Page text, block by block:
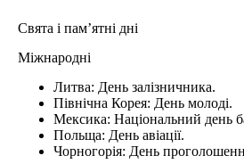
Свята і пам’ятні дні
Міжнародні
Литва: День залізничника.
Північна Корея: День молоді.
Мексика: Національний день
Польща: День авіації.
Чорногорія: День